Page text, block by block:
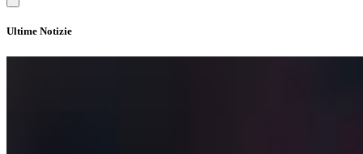
Ultime Notizie